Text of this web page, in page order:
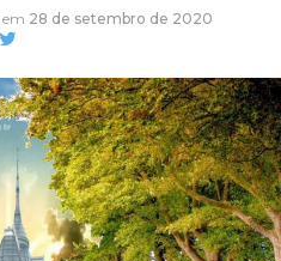
em 28 de setembro de 2020